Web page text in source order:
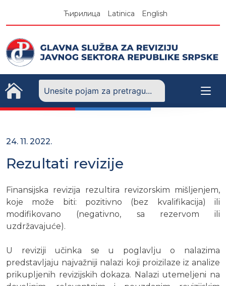
Ћирилица Latinica English
24. 11. 2022.
Rezultati revizije
Finansijska revizija rezultira revizorskim mišljenjem,
koje može biti: pozitivno (bez kvalifikacija) ili
modifikovano (negativno, sa rezervom ili
uzdržavajuće).
U reviziji učinka se u poglavlju o nalazima
predstavljaju najvažniji nalazi koji proizilaze iz analize
prikupljenih revizijskih dokaza. Nalazi utemeljeni na